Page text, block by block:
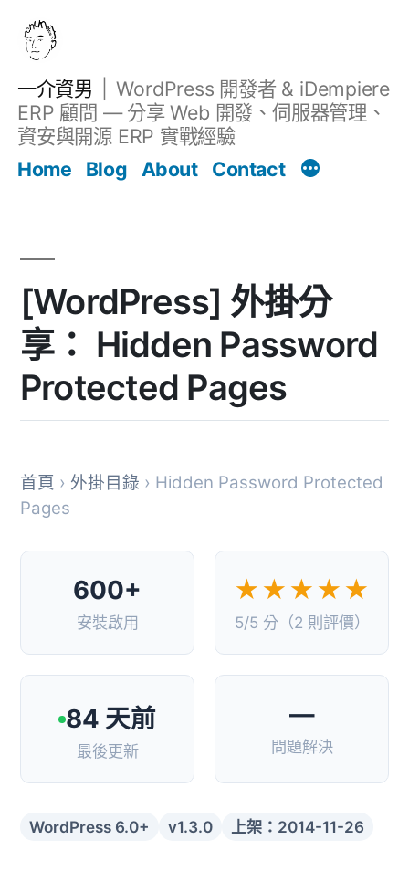
一介資男
WordPress 開發者 & iDempiere
ERP 顧問 — 分享 Web 開發、伺服器管理、
資安與開源 ERP 實戰經驗
Home
Blog About Contact
[WordPress] 外掛分
享： Hidden Password
Protected Pages
首頁 › 外掛目錄 › Hidden Password Protected
Pages
600+
安裝啟用
★★★★★
5/5 分（2 則評價）
84 天前
最後更新
—
問題解決
WordPress 6.0+ v1.3.0 上架：2014-11-26
文章